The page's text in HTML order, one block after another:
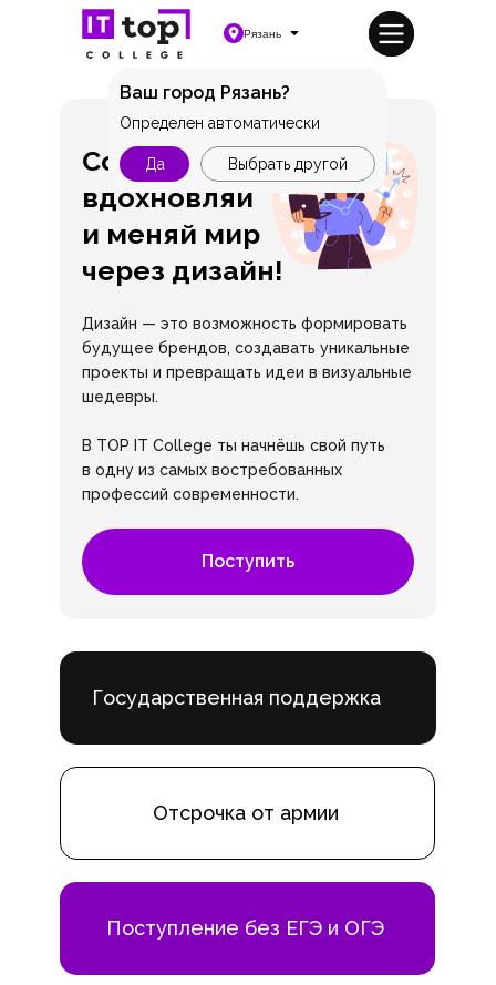
Рязань
Ваш город Рязань?
Да Выбрать другой
Определен автоматически
Дизайн — это возможность формировать
будущее брендов, создавать уникальные
проекты и превращать идеи в визуальные
шедевры.
В TOP IT College ты начнёшь свой путь
в одну из самых востребованных
профессий современности.
Создавай,
вдохновляй
и меняй мир
через дизайн!
Поступить
Отсрочка от армии
Государственная поддержка
Поступление без ЕГЭ и ОГЭ